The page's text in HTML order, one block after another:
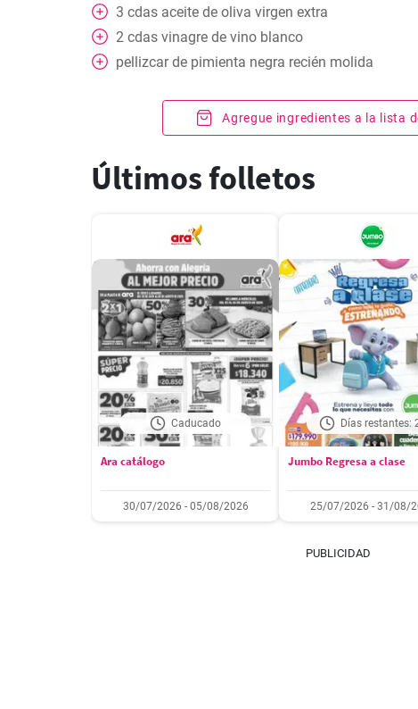
3 cdas aceite de oliva virgen extra
2 cdas vinagre de vino blanco
pellizcar de pimienta negra recién molida
Agregue ingredientes a la lista
Últimos folletos
Caducado
Ara catálogo
30/07/2026 - 05/08/2026
Días restantes:
Jumbo Regresa a clase
25/07/2026 - 31/08/
PUBLICIDAD